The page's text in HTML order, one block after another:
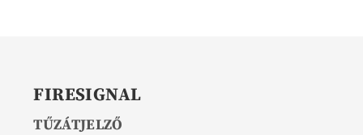
FIRESIGNAL
TŰZÁTJELZŐ